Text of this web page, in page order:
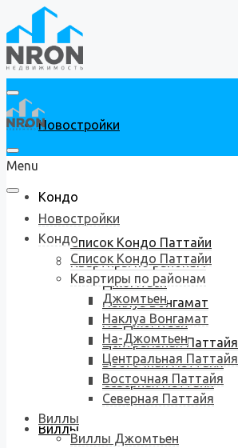
Новостройки
Кондо
Список Кондо Паттайи
Квартиры по районам
Джомтьен
Наклуа Вонгамат
На-Джомтьен
Центральная Паттайя
Восточная Паттайя
Северная Паттайя
Виллы
Menu
Новостройки
Кондо
Список Кондо Паттайи
Квартиры по районам
Джомтьен
Наклуа Вонгамат
На-Джомтьен
Центральная Паттайя
Восточная Паттайя
Северная Паттайя
Виллы
Виллы Джомтьен